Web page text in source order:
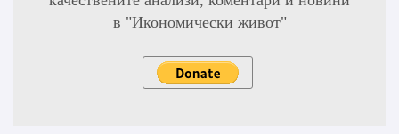
в "Икономически живот"